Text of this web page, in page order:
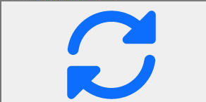
마사지가이드
업체 서비스 관리
개인 서비스 관리
경북 스포츠마사지 구인정보